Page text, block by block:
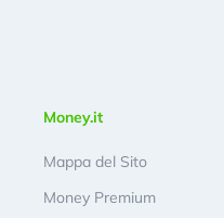
Money.it
Mappa del Sito
Money Premium